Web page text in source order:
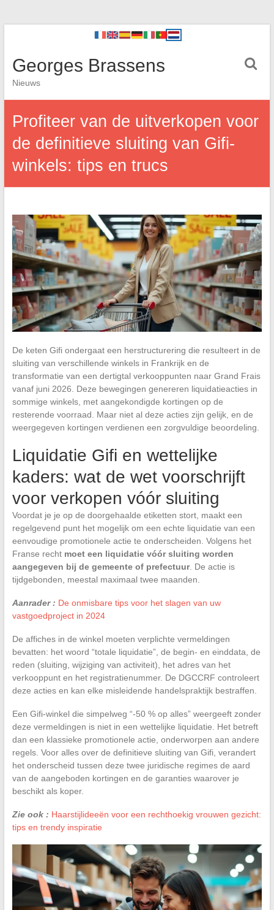
Georges Brassens
Nieuws
Profiteer van de uitverkopen voor
de definitieve sluiting van Gifi-
winkels: tips en trucs
De keten Gifi ondergaat een herstructurering die resulteert in de
sluiting van verschillende winkels in Frankrijk en de
transformatie van een dertigtal verkooppunten naar Grand Frais
vanaf juni 2026. Deze bewegingen genereren liquidatieacties in
sommige winkels, met aangekondigde kortingen op de
resterende voorraad. Maar niet al deze acties zijn gelijk, en de
weergegeven kortingen verdienen een zorgvuldige beoordeling.
Liquidatie Gifi en wettelijke
kaders: wat de wet voorschrijft
voor verkopen vóór sluiting
Voordat je je op de doorgehaalde etiketten stort, maakt een
regelgevend punt het mogelijk om een echte liquidatie van een
eenvoudige promotionele actie te onderscheiden. Volgens het
Franse recht moet een liquidatie vóór sluiting worden
aangegeven bij de gemeente of prefectuur. De actie is
tijdgebonden, meestal maximaal twee maanden.
Aanrader : De onmisbare tips voor het slagen van uw
vastgoedproject in 2024
De affiches in de winkel moeten verplichte vermeldingen
bevatten: het woord “totale liquidatie”, de begin- en einddata, de
reden (sluiting, wijziging van activiteit), het adres van het
verkooppunt en het registratienummer. De DGCCRF controleert
deze acties en kan elke misleidende handelspraktijk bestraffen.
Een Gifi-winkel die simpelweg “-50 % op alles” weergeeft zonder
deze vermeldingen is niet in een wettelijke liquidatie. Het betreft
dan een klassieke promotionele actie, onderworpen aan andere
regels. Voor alles over de definitieve sluiting van Gifi, verandert
het onderscheid tussen deze twee juridische regimes de aard
van de aangeboden kortingen en de garanties waarover je
beschikt als koper.
Zie ook : Haarstijlideeën voor een rechthoekig vrouwen gezicht:
tips en trendy inspiratie